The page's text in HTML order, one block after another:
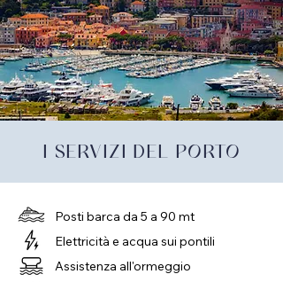
I SERVIZI DEL PORTO
Posti barca da 5 a 90 mt
Elettricità e acqua sui pontili
Assistenza all'ormeggio